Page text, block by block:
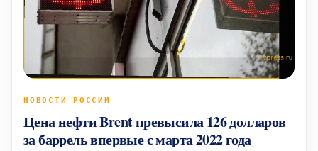
НОВОСТИ РОССИИ
Цена нефти Brent превысила 126 долларов
за баррель впервые с марта 2022 года